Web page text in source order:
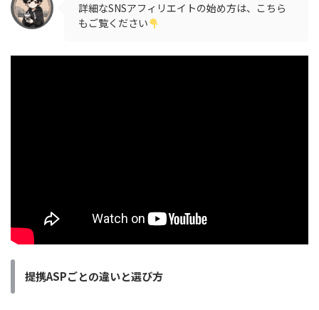
詳細なSNSアフィリエイトの始め方は、こちら
もご覧ください
提携ASPごとの違いと選び方